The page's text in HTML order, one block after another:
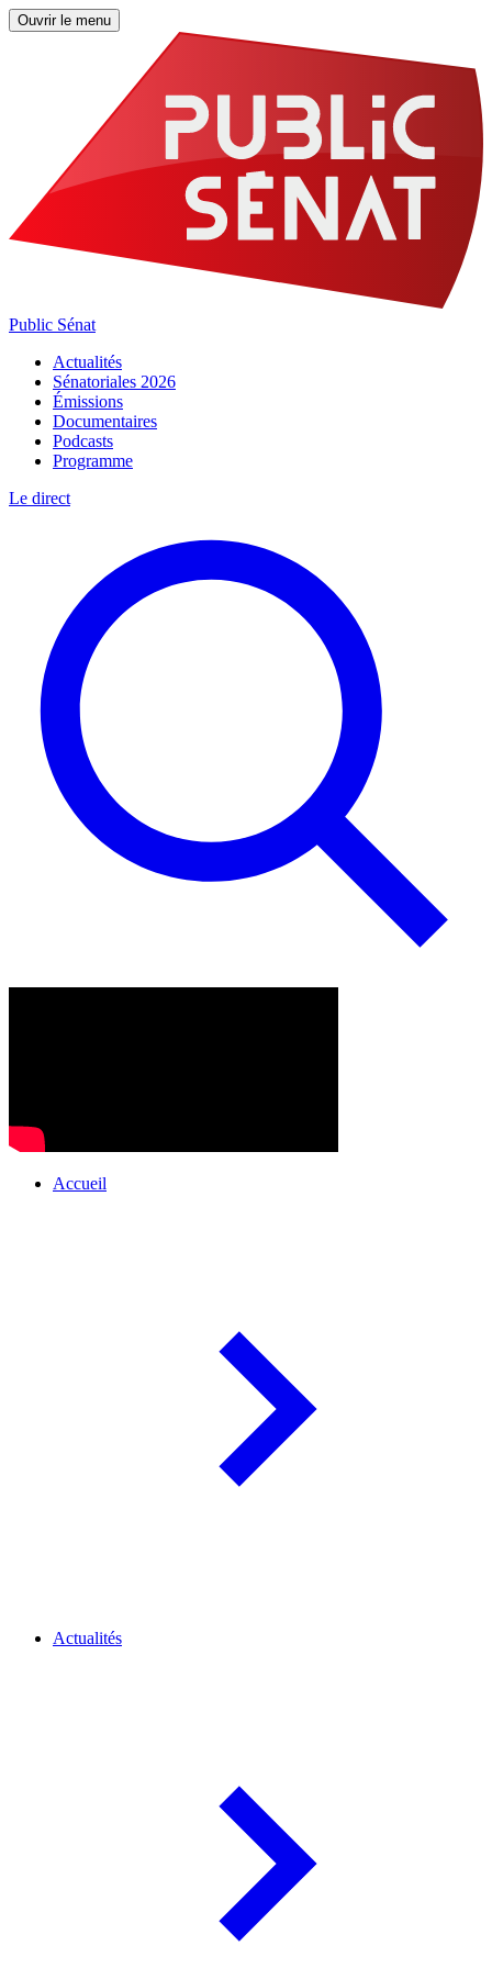
Ouvrir le menu
Public Sénat
Actualités
Sénatoriales 2026
Émissions
Documentaires
Podcasts
Programme
Le direct
Accueil
Actualités